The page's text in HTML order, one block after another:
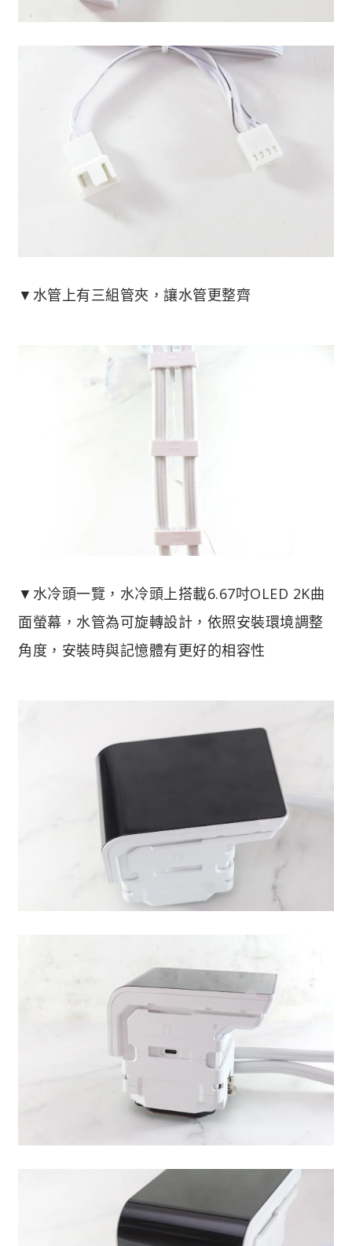
▼水管上有三組管夾，讓水管更整齊
▼水冷頭一覽，水冷頭上搭載6.67吋OLED 2K曲
面螢幕，水管為可旋轉設計，依照安裝環境調整
角度，安裝時與記憶體有更好的相容性